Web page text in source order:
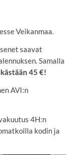
Veikanmaa.
saavat
Samalla
45 €!
AVI:n
4H:n
kodin ja